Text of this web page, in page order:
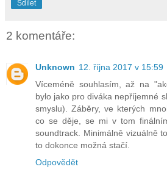
Sdílet
2 komentáře:
Unknown 12. října 2017 v 15:59
Víceméně souhlasím, až na
bylo jako pro diváka nepříjemné
smyslu). Záběry, ve kterých
co se děje, se mi v tom
soundtrack. Minimálně vizuálně
to dokonce možná stačí.
Odpovědět